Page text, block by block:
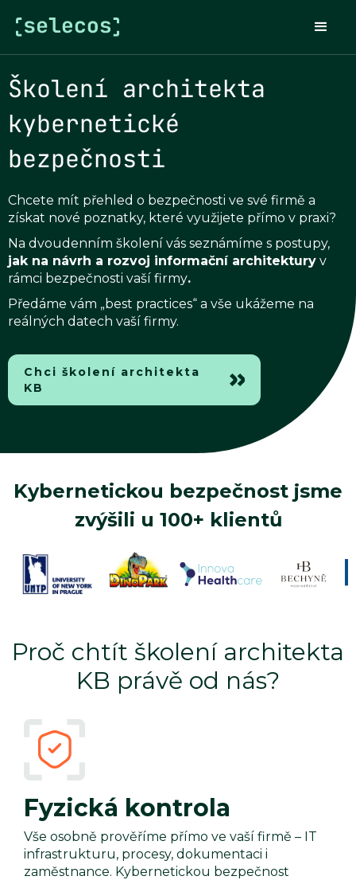
Školení architekta
kybernetické
bezpečnosti
Chcete mít přehled o bezpečnosti ve své firmě a
získat nové poznatky, které využijete přímo v praxi?
Na dvoudenním školení vás seznámíme s postupy,
jak na návrh a rozvoj informační architektury v
rámci bezpečnosti vaší firmy.
Předáme vám „best practices“ a vše ukážeme na
reálných datech vaší firmy.
Chci školení architekta
KB
Kybernetickou bezpečnost jsme
zvýšili u 100+ klientů
Proč chtít školení architekta
KB právě od nás?
Fyzická kontrola
Vše osobně prověříme přímo ve vaší firmě – IT
infrastrukturu, procesy, dokumentaci i
zaměstnance. Kybernetickou bezpečnost